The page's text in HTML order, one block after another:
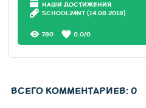
НАШИ ДОСТИЖЕНИЯ
SCHOOL24NT (14.08.2018)
780 0.0/0
ВСЕГО КОММЕНТАРИЕВ:0